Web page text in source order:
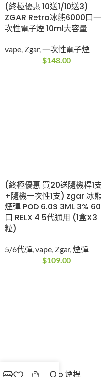
(終極優惠 10送1/10送3)
ZGAR Retro冰熊6000口一
次性電子煙 10ml大容量
vape Zgar, 一次性電子煙
$148.00
(終極優惠 買20送隨機桿1支
+隨機一次性1支) zgar 冰
煙彈 POD 6.0S 3ML 3%
口 RELX 4 5代通用 (1盒X3
粒)
5/6代彈 vape Zgar, 煙彈
$109.00
ZGAR Classico 煙桿